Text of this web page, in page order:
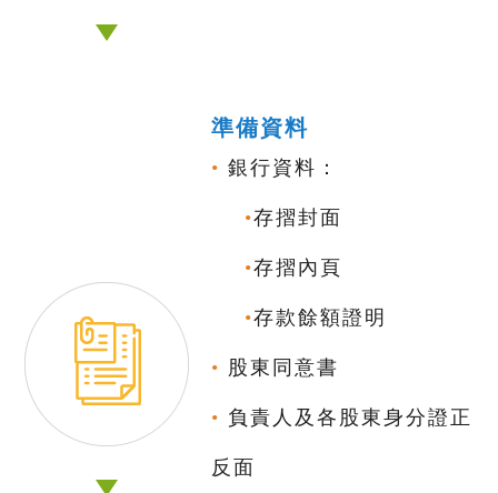
準備資料
• 銀行資料：
•存摺封面
•存摺內頁
•存款餘額證明
• 股東同意書
• 負責人及各股東身分證正
反面